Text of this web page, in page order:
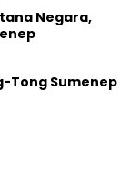
Negara,
Tong Sumenep